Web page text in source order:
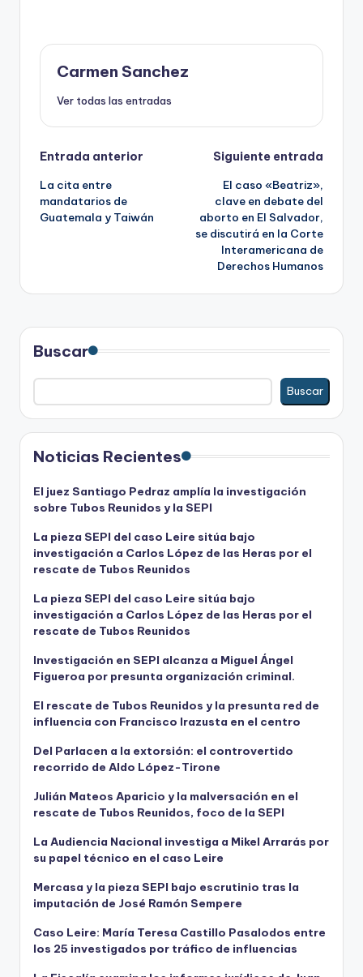
Carmen Sanchez
Ver todas las entradas
Navegación
de
entradas
Entrada anterior
La cita entre
mandatarios de
Guatemala y Taiwán
Siguiente entrada
El caso «Beatriz»,
clave en debate del
aborto en El Salvador,
se discutirá en la Corte
Interamericana de
Derechos Humanos
Buscar
Buscar
Noticias Recientes
El juez Santiago Pedraz amplía la investigación
sobre Tubos Reunidos y la SEPI
La pieza SEPI del caso Leire sitúa bajo
investigación a Carlos López de las Heras por el
rescate de Tubos Reunidos
La pieza SEPI del caso Leire sitúa bajo
investigación a Carlos López de las Heras por el
rescate de Tubos Reunidos
Investigación en SEPI alcanza a Miguel Ángel
Figueroa por presunta organización criminal.
El rescate de Tubos Reunidos y la presunta red de
influencia con Francisco Irazusta en el centro
Del Parlacen a la extorsión: el controvertido
recorrido de Aldo López-Tirone
Julián Mateos Aparicio y la malversación en el
rescate de Tubos Reunidos, foco de la SEPI
La Audiencia Nacional investiga a Mikel Arrarás por
su papel técnico en el caso Leire
Mercasa y la pieza SEPI bajo escrutinio tras la
imputación de José Ramón Sempere
Caso Leire: María Teresa Castillo Pasalodos entre
los 25 investigados por tráfico de influencias